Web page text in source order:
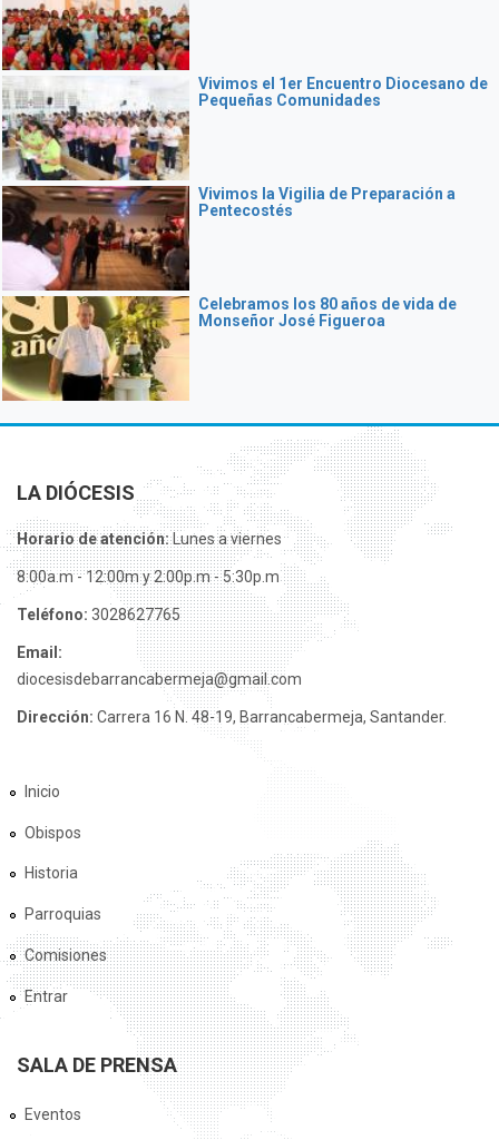
Vivimos el 1er Encuentro Diocesano de
Pequeñas Comunidades
Vivimos la Vigilia de Preparación a
Pentecostés
Celebramos los 80 años de vida de
Monseñor José Figueroa
LA DIÓCESIS
Horario de atención:Lunes a viernes
8:00a.m - 12:00m y 2:00p.m - 5:30p.m
Teléfono: 3028627765
Email:
diocesisdebarrancabermeja@gmail.com
Dirección: Carrera 16 N. 48-19, Barrancabermeja, Santander.
Inicio
Obispos
Historia
Parroquias
Comisiones
Entrar
SALA DE PRENSA
Eventos